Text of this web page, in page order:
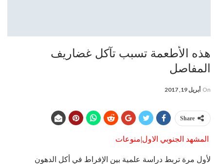
هذه الأطعمة تسبب تآكل غضاريف
المفاصل
On أبريل 19, 2017
Share
المشهد الجنوبي الاول|منوعات
لأول مرة تربط دراسة علمية بين الإفراط في أكل الدهون